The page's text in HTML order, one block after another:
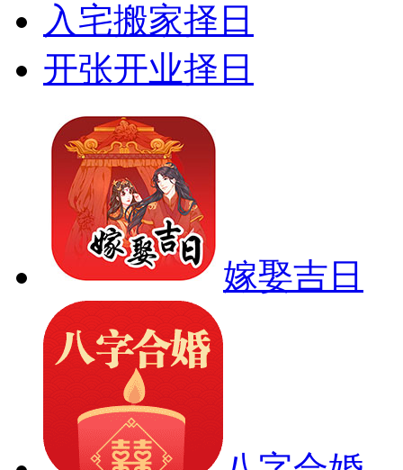
入宅搬家择日
开张开业择日
嫁娶吉日